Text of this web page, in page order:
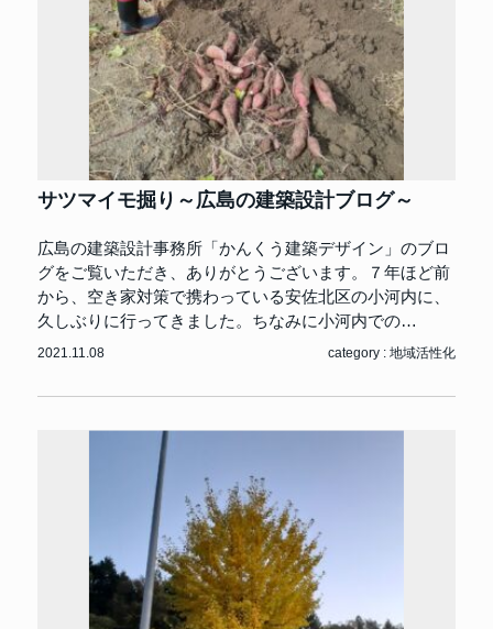
サツマイモ掘り～広島の建築設計ブログ～
広島の建築設計事務所「かんくう建築デザイン」のブロ
グをご覧いただき、ありがとうございます。７年ほど前
から、空き家対策で携わっている安佐北区の小河内に、
久しぶりに行ってきました。ちなみに小河内での…
2021.11.08 category :地域活性化